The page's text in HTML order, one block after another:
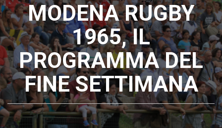
MODENA RUGBY
1965, IL
PROGRAMMA DEL
FINE SETTIMANA